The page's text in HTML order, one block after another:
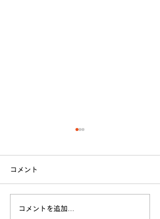
コメント
コメントを追加…